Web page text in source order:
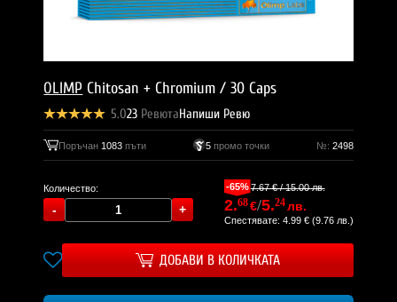
OLIMP Chitosan + Chromium / 30 Caps
5.023 РевютаНапиши Ревю
Поръчан 1083 пъти 5промо точки №: 2498
Количество: -65%7.67 € / 15.00 лв.
2.68€/5.24лв.
Спестявате: 4.99 € (9.76 лв.)
ДОБАВИ В КОЛИЧКАТА